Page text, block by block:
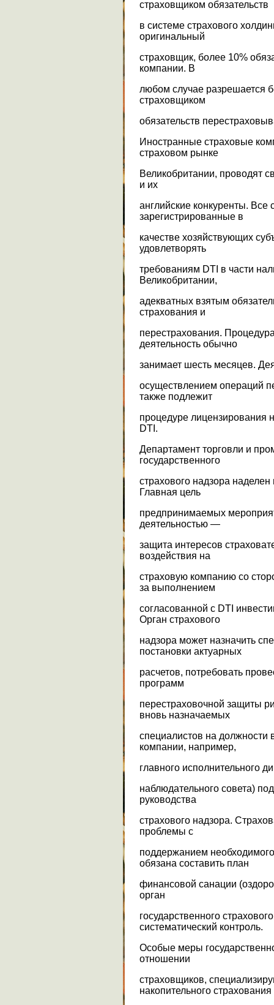
страховщиком обязательств
в системе страхового
оригинальный
страховщик, более 10%
компании. В
любом случае разрешается
страховщиком
обязательств
Иностранные страховые
страховом рынке
Великобритании, проводят
и их
английские конкуренты. Все
зарегистрированные в
качестве хозяйствующих
удовлетворять
требованиям DTI в части
Великобритании,
адекватных взятым
страхования и
перестрахования.
деятельность обычно
занимает шесть месяцев.
осуществлением операций
также подлежит
процедуре лицензирования
DTI.
Департамент торговли и
государственного
страхового надзора
Главная цель
предпринимаемых
деятельностью —
защита интересов
воздействия на
страховую компанию со
за выполнением
согласованной с DTI
Орган страхового
надзора может назначить
постановки актуарных
расчетов, потребовать
программ
перестраховочной защиты
вновь назначаемых
специалистов на
компании, например,
главного исполнительного
наблюдательного совета)
руководства
страхового надзора.
проблемы с
поддержанием
обязана составить план
финансовой санации
орган
государственного
систематический контроль.
Особые меры
отношении
страховщиков,
накопительного страхования